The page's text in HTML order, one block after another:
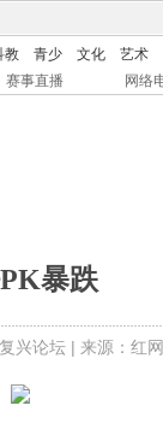
教 青少 文化
艺术
赛事直播 网络
暴跌
兴论坛 | 来源：红